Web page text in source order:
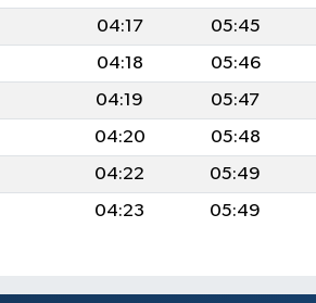
04:17 05:45
04:18 05:46
04:19 05:47
04:20 05:48
04:22 05:49
04:23 05:49